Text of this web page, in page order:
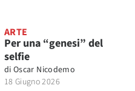
ARTE
Per una “genesi” del
selfie
di Oscar Nicodemo
18 Giugno 2026